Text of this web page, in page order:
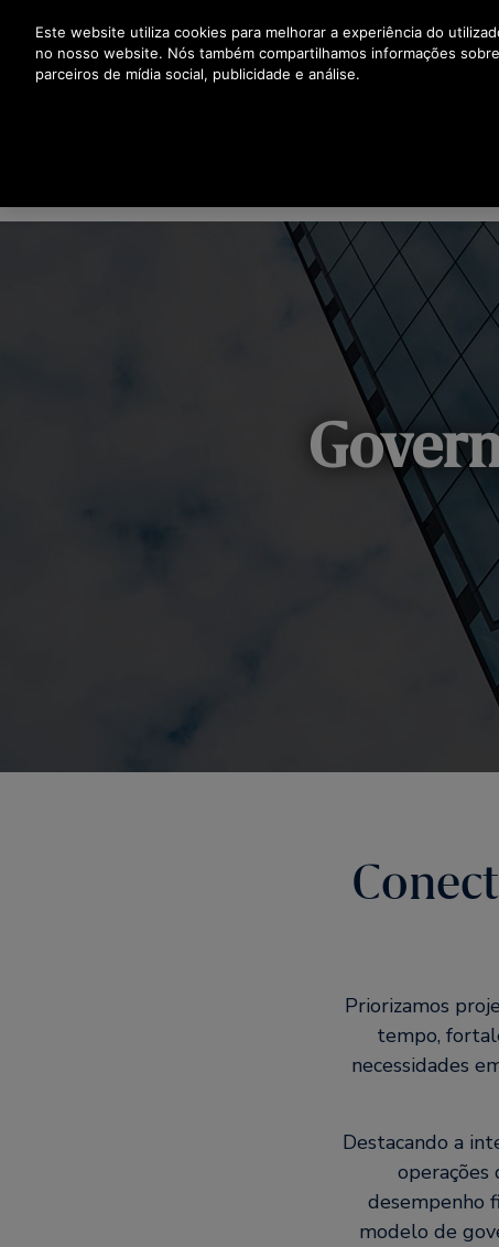
Prima Enter para saltar para o Conteúdo Principal
Priorizamos
tempo,
necessidades
Destacando a
operações
desempenho
modelo de
Este website utiliza cookies para melhorar a experiência do
no nosso website. Nós também compartilhamos informações
parceiros de mídia social, publicidade e análise.